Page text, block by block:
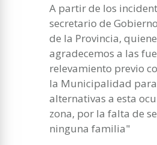
A partir de los
secretario de
de la Provincia,
agradecemos a las
relevamiento previo
la Municipalidad
alternativas a esta
zona, por la falta de
ninguna familia"